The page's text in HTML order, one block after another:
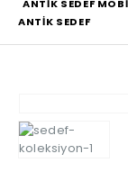
ANTIK SEDEF
ANTIK SEDEF